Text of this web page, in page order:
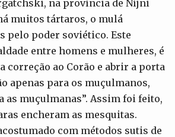
na província de Níjni
muitos tártaros, o mulá
pelo poder soviético. Este
entre homens e mulheres, é
correção ao Corão e abrir a porta
apenas para os muçulmanos,
as muçulmanas”. Assim foi feito,
encheram as mesquitas.
com métodos sutis de